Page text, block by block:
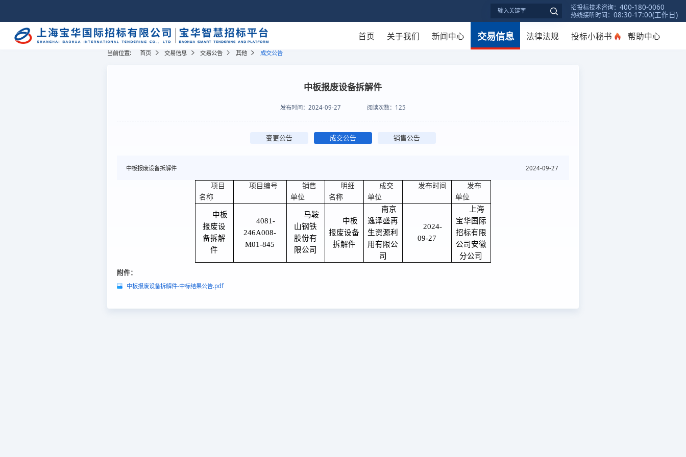
招投标技术咨询：400-180-0060
热线接听时间：08:30-17:00(工作日)
首页 关于我们 新闻中心 交易信息 法律法规 投标小秘书 帮助中心
当前位置: 首页 交易信息 交易公告 其他 成交公告
中板报废设备拆解件
发布时间： 2024-09-27 阅读次数： 125
变更公告 成交公告 销售公告
2024-09-27
中板报废设备拆解件
项目
名称
项目编号
销售
单位
明细
名称
成交
单位
发布时间
发布
单位
中板
报废设
备拆解
件
4081-
246A008-
M01-845
马鞍
山钢铁
股份有
限公司
中板
报废设备
拆解件
南京
逸泽盛再
生资源利
用有限公
司
2024-
09-27
上海
宝华国际
招标有限
公司安徽
分公司
附件：
中板报废设备拆解件-中标结果公告.pdf